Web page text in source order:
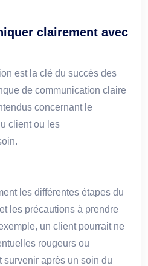
clairement avec
est la clé du succès des
de communication claire
concernant le
client ou les
les différentes étapes du
les précautions à prendre
un client pourrait ne
rougeurs ou
après un soin du